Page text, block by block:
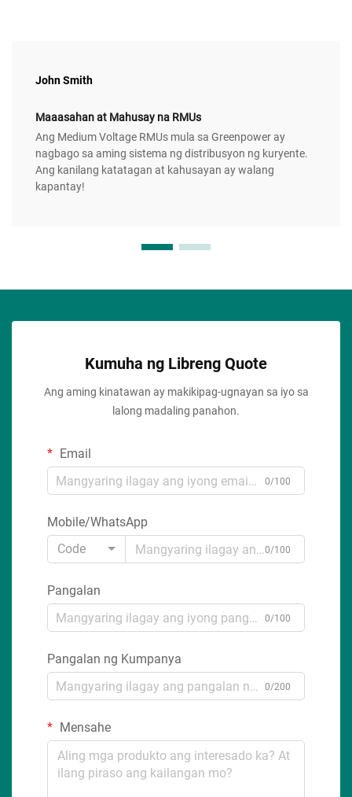
John Smith
Maaasahan at Mahusay na RMUs
Ang Medium Voltage RMUs mula sa Greenpower ay
nagbago sa aming sistema ng distribusyon ng kuryente.
Ang kanilang katatagan at kahusayan ay walang
kapantay!
Kumuha ng Libreng Quote
Ang aming kinatawan ay makikipag-ugnayan sa iyo sa
lalong madaling panahon.
Email
0/100
Mobile/WhatsApp
Code
0/100
Pangalan
0/100
Pangalan ng Kumpanya
0/200
Mensahe